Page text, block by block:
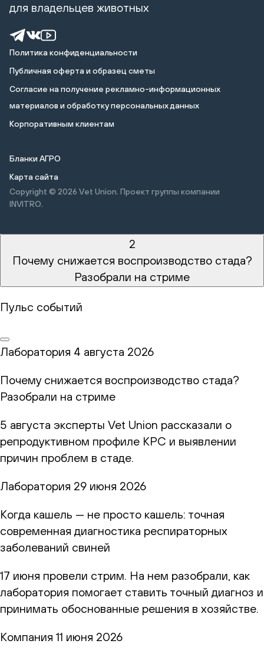
Политика конфиденциальности
Публичная оферта и образец сметы
Cогласие на получение рекламно-информационных
материалов и обработку персональных данных
Корпоративным клиентам
Бланки АГРО
Карта сайта
Copyright © 2026 Vet Union. Проект группы компании
INVITRO.
для владельцев животных
2
Почему снижается воспроизводство стада?
Разобрали на стриме
Пульс событий
Лаборатория 4 августа 2026
Почему снижается воспроизводство стада?
Разобрали на стриме
5 августа эксперты Vet Union рассказали о
репродуктивном профиле КРС и выявлении
причин проблем в стаде.
Лаборатория 29 июня 2026
Когда кашель — не просто кашель: точная
современная диагностика респираторных
заболеваний свиней
17 июня провели стрим. На нем разобрали, как
лаборатория помогает ставить точный диагноз и
принимать обоснованные решения в хозяйстве.
Компания 11 июня 2026